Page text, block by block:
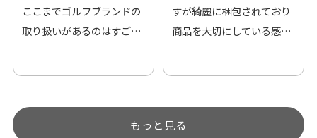
ここまでゴルフブランドの
取り扱いがあるのはすご
す。
すが綺麗に梱包されており
商品を大切にしている感が
うぐらい目立つことなく綺
麗な商品でお安く購入でき
もっと見る